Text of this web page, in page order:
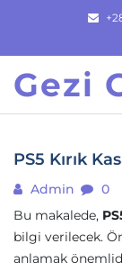
content
Gezi
PS5 Kırık
Admin 0
Bu makalede,
bilgi verilecek.
anlamak